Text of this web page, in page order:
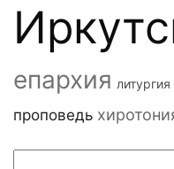
епархия литургия
проповедь